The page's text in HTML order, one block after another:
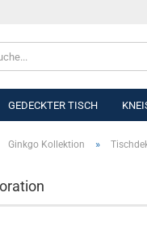
GEDECKTER TISCH
Ginkgo Kollektion »